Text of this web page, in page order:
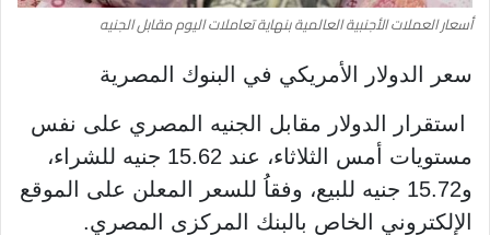
أسعار العملات الأجنبية العالمية بنهاية تعاملات اليوم مقابل الجنيه
سعر الدولار الأمريكي في البنوك المصرية
استقرار الدولار مقابل الجنيه المصري على نفس
مستويات أمس الثلاثاء، عند 15.62 جنيه للشراء،
و15.72 جنيه للبيع، وفقاُ للسعر المعلن على الموقع
الإلكتروني الخاص بالبنك المركزى المصري.